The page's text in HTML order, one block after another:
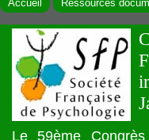
Accueil Ressources
Le 59ème